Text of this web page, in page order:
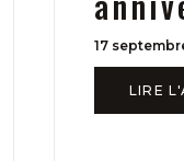
17
LIRE